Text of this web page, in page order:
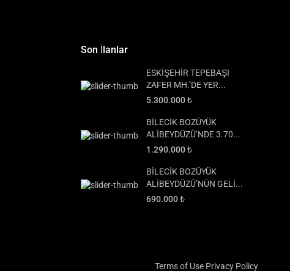
Son İlanlar
ESKİŞEHİR TEPEBAŞI
ZAFER MH.’DE YER...
5.300.000 ₺
BİLECİK BOZÜYÜK
ALİBEYDÜZÜ’NDE 3.70...
1.290.000 ₺
BİLECİK BOZÜYÜK
ALİBEYDÜZÜ’NÜN GELİ...
690.000 ₺
Terms of Use Privacy Policy